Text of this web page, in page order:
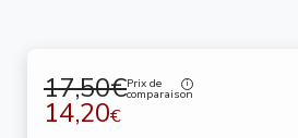
17,50€Prix de
comparaison
14,20€